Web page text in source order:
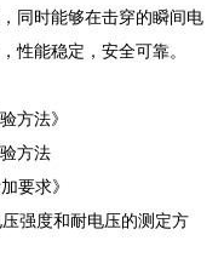
同时能够在击穿的瞬间电
性能稳定，安全可靠。
方法》
方法
要求》
强度和耐电压的测定方